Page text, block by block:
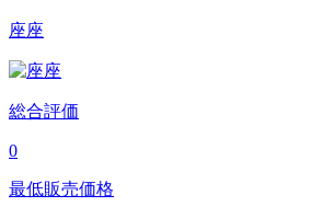
座座
総合評価
0
最低販売価格